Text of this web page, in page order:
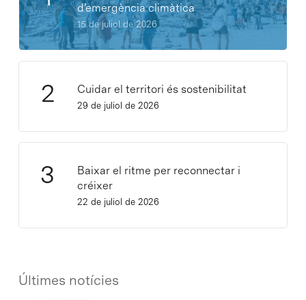
d’emergència climàtica
15 de juliol de 2026
Cuidar el territori és sostenibilitat
29 de juliol de 2026
Baixar el ritme per reconnectar i
créixer
22 de juliol de 2026
Últimes notícies